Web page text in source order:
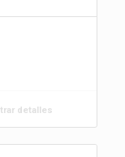
detalles